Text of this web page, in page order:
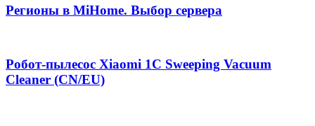
Регионы в MiHome. Выбор сервера
Робот-пылесос Xiaomi 1C Sweeping Vacuum
Cleaner (CN/EU)